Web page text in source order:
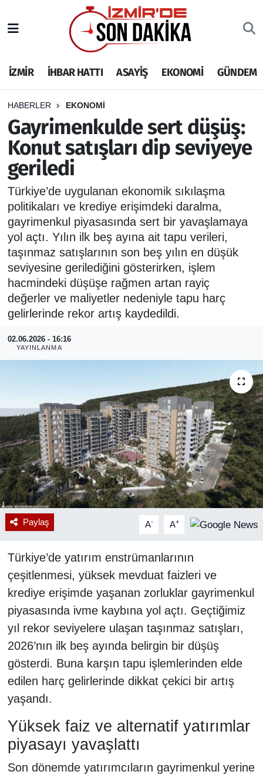
İZMİR İHBAR HATTI ASAYİŞ EKONOMİ GÜNDEM
HABERLER EKONOMİ
Gayrimenkulde sert düşüş:
Konut satışları dip seviyeye
geriledi
Türkiye’de uygulanan ekonomik sıkılaşma
politikaları ve krediye erişimdeki daralma,
gayrimenkul piyasasında sert bir yavaşlamaya
yol açtı. Yılın ilk beş ayına ait tapu verileri,
taşınmaz satışlarının son beş yılın en düşük
seviyesine gerilediğini gösterirken, işlem
hacmindeki düşüşe rağmen artan rayiç
değerler ve maliyetler nedeniyle tapu harç
gelirlerinde rekor artış kaydedildi.
02.06.2026 - 16:16
YAYINLANMA
Paylaş A- A+
Türkiye’de yatırım enstrümanlarının
çeşitlenmesi, yüksek mevduat faizleri ve
krediye erişimde yaşanan zorluklar gayrimenkul
piyasasında ivme kaybına yol açtı. Geçtiğimiz
yıl rekor seviyelere ulaşan taşınmaz satışları,
2026’nın ilk beş ayında belirgin bir düşüş
gösterdi. Buna karşın tapu işlemlerinden elde
edilen harç gelirlerinde dikkat çekici bir artış
yaşandı.
Yüksek faiz ve alternatif yatırımlar
piyasayı yavaşlattı
Son dönemde yatırımcıların gayrimenkul yerine
İHBAR HATTI
DEPREM
GENEL
EKONOMİ
SİYASET
SPOR
ASAYİŞ
RESMİ REKLAM
İzmir Nöbetçi Eczaneler
İzmir Hava Durumu
İzmir Namaz Vakitleri
İzmir Trafik Yoğunluk Haritası
Puan Durumu ve Fikstür
Tüm Manşetler
Son Dakika Haberleri
Haber Arşivi